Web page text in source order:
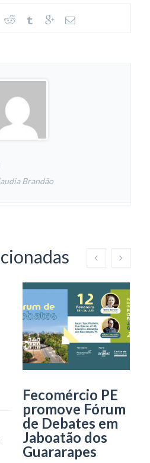
Brandão
Fecomércio PE
promove Fórum
de Debates em
Jaboatão dos
Guararapes